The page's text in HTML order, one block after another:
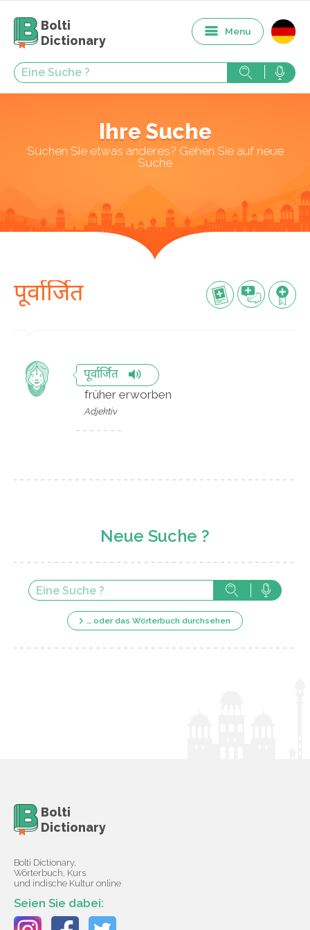
Bolti
Dictionary
Menu
Ihre Suche
Suchen Sie etwas anderes? Gehen Sie auf neue
Suche
पूर्वार्जित
पूर्वार्जित
früher erworben
Adjektiv
Neue Suche ?
… oder das Wörterbuch durchsehen
Bolti
Dictionary
Bolti Dictionary,
Wörterbuch, Kurs
und indische Kultur online
Seien Sie dabei: